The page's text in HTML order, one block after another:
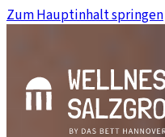
Zum Hauptinhalt springen